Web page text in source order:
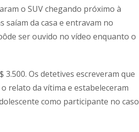
o SUV chegando próximo à
da casa e entravam no
ser ouvido no vídeo enquanto o
Os detetives escreveram que
relato da vítima e estabeleceram
como participante no caso